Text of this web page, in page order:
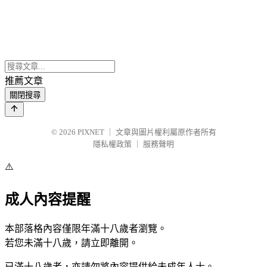
推薦文章
關閉搜尋
© 2026 PIXNET
文章與圖片權利屬原作者所有
隱私權政策
服務聲明
⚠️
成人內容提醒
本部落格內容僅限年滿十八歲者瀏覽。
若您未滿十八歲，請立即離開。